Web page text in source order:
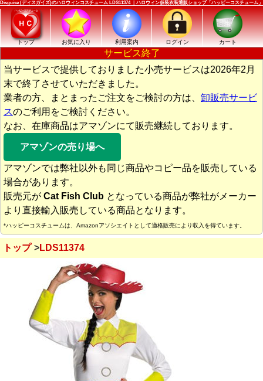
Disguise (ディスガイズ)のハロウィンコスチューム LDS11374 ｜ハロウィン仮装衣装通販ショップ「ハッピーコスチューム」
トップ お気に入り 利用案内 ログイン カート
サービス終了
当サービスで提供しておりました小売サービスは2026年2月
末で終了させていただきました。
業者の方、まとまったご注文をご検討の方は、 卸販売サービ
スのご利用をご検討ください。
なお、在庫商品はアマゾンにて販売継続しております。
アマゾンの売り場へ
アマゾンでは弊社以外も同じ商品やコピー品を販売している
場合があります。
販売元が Cat Fish Club となっている商品が弊社がメーカー
より直接輸入販売している商品となります。
*ハッピーコスチュームは、Amazonアソシエイトとして適格販売により収入を得ています。
トップ LDS11374